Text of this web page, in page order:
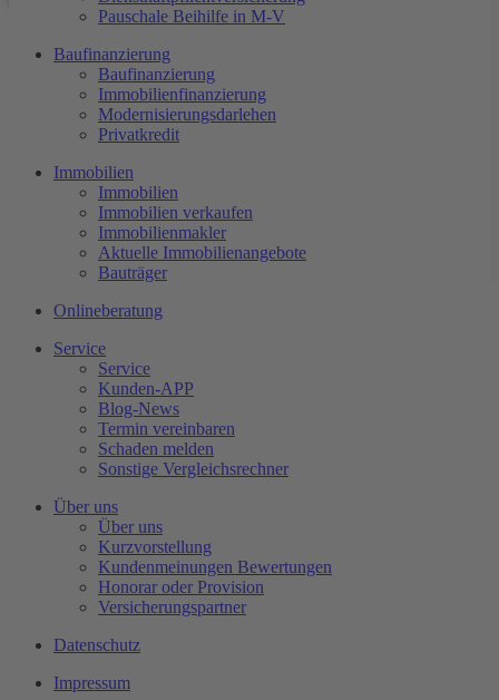
Termin vereinbaren
Schaden melden
Kundenmeinungen Bewertungen
Honorar oder Provision
Versicherungspartner
Pauschale Beihilfe in M-V
Baufinanzierung
Baufinanzierung
Immobilienfinanzierung
Modernisierungsdarlehen
Privatkredit
Immobilien
Immobilien
Immobilien verkaufen
Immobilienmakler
Aktuelle Immobilienangebote
Bauträger
Onlineberatung
Service
Service
Kunden-APP
Blog-News
Termin vereinbaren
Schaden melden
Sonstige Vergleichsrechner
Über uns
Über uns
Kurzvorstellung
Kundenmeinungen Bewertungen
Honorar oder Provision
Versicherungspartner
Datenschutz
Impressum
Telefon*
Mailadresse*
Vorname*